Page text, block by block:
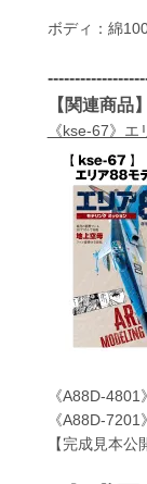
ボディ：綿
【関連商品】
《kse-67》
《A88D-
《A88D-
【完成見本公